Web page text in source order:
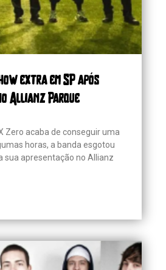
extra em SP após
Allianz Parque
Zero acaba de conseguir uma
horas, a banda esgotou
sua apresentação no Allianz